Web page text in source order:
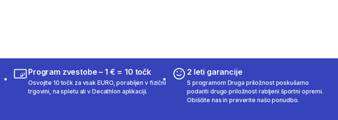
Program zvestobe – 1 € = 10 točk
Osvojite 10 točk za vsak EURO, porabljen v fizični
trgovini, na spletu ali v Decathlon aplikaciji.
2 leti garancije
S programom Druga priložnost poskušamo
podariti drugo priložnost rabljeni športni opremi.
Obiščite nas in preverite našo ponudbo.